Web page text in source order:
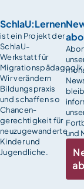
SchlaU:Lernen
ist ein Projekt der
SchlaU-
Werkstatt für
Wir verändern
Bildungspraxis
und schaffen so
Chancen­
gerechtigkeit für
neuzugewanderte
Kinder und
Jugendliche.
und